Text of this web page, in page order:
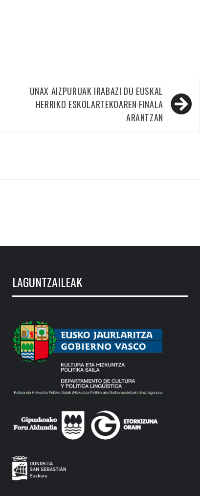
UNAX AIZPURUAK IRABAZI DU EUSKAL
HERRIKO ESKOLARTEKOAREN FINALA
ARANTZAN
LAGUNTZAILEAK